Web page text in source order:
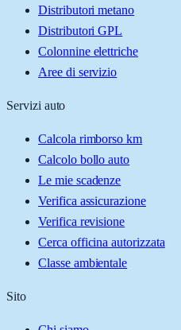
Distributori metano
Distributori GPL
Colonnine elettriche
Aree di servizio
Servizi auto
Calcola rimborso km
Calcolo bollo auto
Le mie scadenze
Verifica assicurazione
Verifica revisione
Cerca officina autorizzata
Classe ambientale
Sito